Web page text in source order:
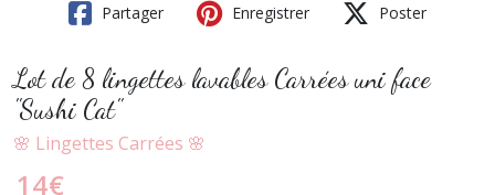
Partager Enregistrer Poster
Lot de 8 lingettes lavables Carrées uni face
"Sushi Cat"
🌸 Lingettes Carrées 🌸
14€